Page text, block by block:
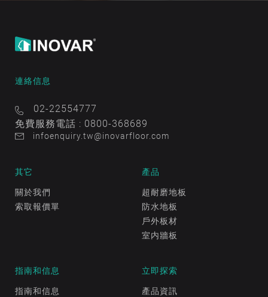
連絡信息
02-22554777
免費服務電話 : 0800-368689
infoenquiry.tw@inovarfloor.com
其它
關於我們
索取報價單
產品
超耐磨地板
防水地板
戶外板材
室内牆板
指南和信息
指南和信息
立即探索
產品資訊